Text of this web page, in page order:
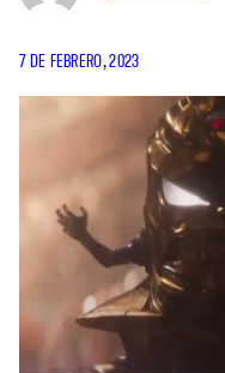
7 DE FEBRERO, 2023